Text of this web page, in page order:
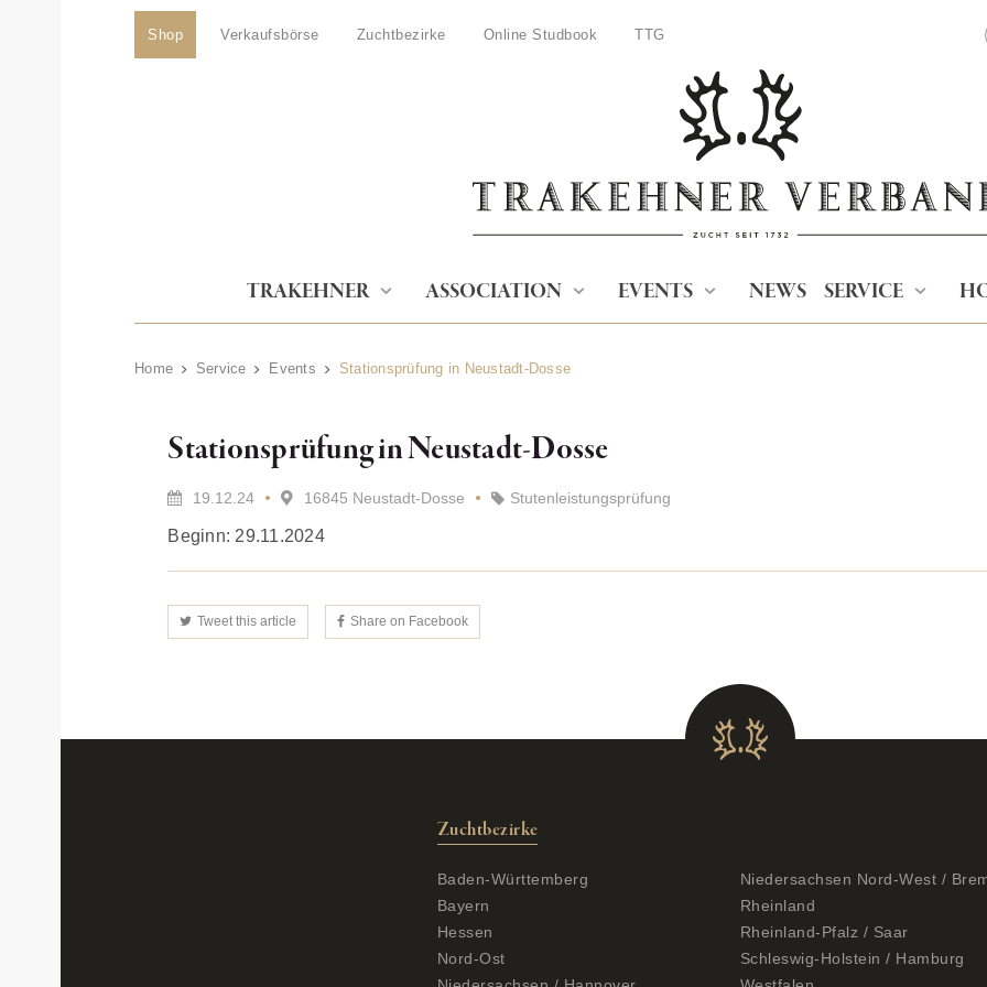
Shop Verkaufsbörse Zuchtbezirke Online Studbook TTG
TRAKEHNER ASSOCIATION EVENTS NEWS SERVICE
Home Service Events Stationsprüfung in Neustadt-Dosse
Stationsprüfung in Neustadt-Dosse
19.12.24 16845 Neustadt-Dosse Stutenleistungsprüfung
Beginn: 29.11.2024
Tweet this article Share on Facebook
Zuchtbezirke
Baden-Württemberg
Bayern
Hessen
Nord-Ost
Niedersachsen Nord-West /
Rheinland
Rheinland-Pfalz / Saar
Schleswig-Holstein / Hamburg